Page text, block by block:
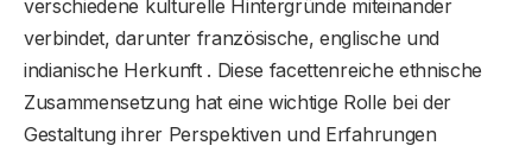
verschiedene kulturelle Hintergründe miteinander
verbindet, darunter französische, englische und
indianische Herkunft . Diese facettenreiche ethnische
Zusammensetzung hat eine wichtige Rolle bei der
Gestaltung ihrer Perspektiven und Erfahrungen